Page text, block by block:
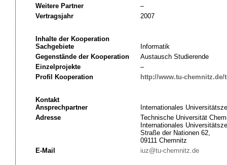
Weitere Partner
–
Vertragsjahr
2007
Inhalte der Kooperation
Sachgebiete
Informatik
Gegenstände der Kooperation
Austausch Studierende
Einzelprojekte
–
Profil Kooperation
http://www.tu-chemnitz.de/
Kontakt
Ansprechpartner
Internationales
Adresse
Technische Universität
Internationales
Straße der Nationen 62,
09111 Chemnitz
E-Mail
iuz@tu-chemnitz.de